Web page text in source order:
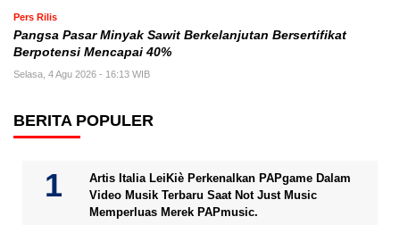
Pers Rilis
Pangsa Pasar Minyak Sawit Berkelanjutan Bersertifikat
Berpotensi Mencapai 40%
Selasa, 4 Agu 2026 - 16:13 WIB
BERITA POPULER
Artis Italia LeiKiè Perkenalkan PAPgame Dalam
Video Musik Terbaru Saat Not Just Music
Memperluas Merek PAPmusic.